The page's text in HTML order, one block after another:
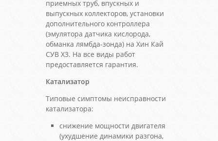
приемных труб, впускных и
выпускных коллекторов, установки
дополнительного контроллера
(эмулятора датчика кислорода,
обманка лямбда-зонда) на Хин Кай
СУВ Х3. На все виды работ
предоставляется гарантия.
Катализатор
Типовые симптомы неисправности
катализатора:
снижение мощности двигателя
(ухудшение динамики разгона,